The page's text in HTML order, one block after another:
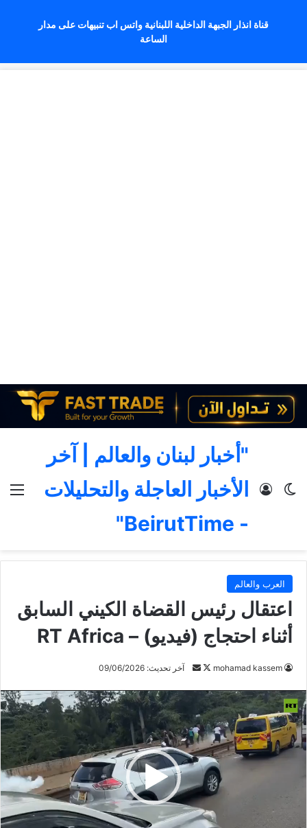
قناة انذار الجبهة الداخلية اللبنانية واتس اب تنبيهات على مدار
الساعة
"أخبار لبنان والعالم | آخر
الأخبار العاجلة والتحليلات
- BeirutTime"
الوضع المظلم
تسجيل الدخول
العرب والعالم
اعتقال رئيس القضاة الكيني السابق
أثناء احتجاج (فيديو) – RT Africa
mohamad kassem
تابعأرسل
إلكترونيا
آخر تحديث: 09/06/2026
مشغل
الفيديو